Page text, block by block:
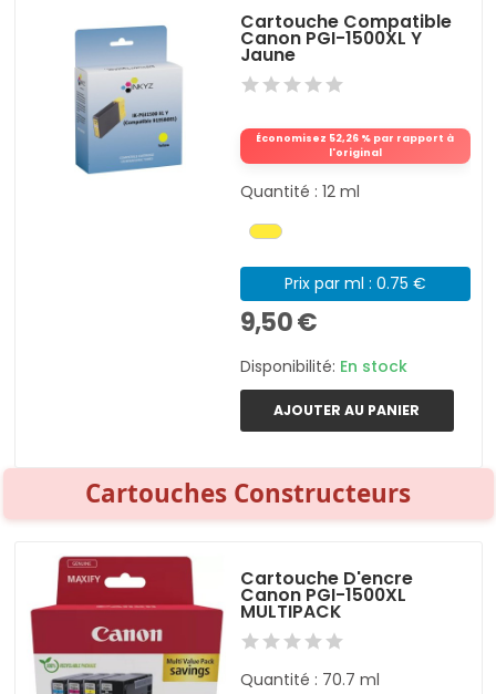
Cartouche Compatible
Canon PGI-1500XL Y
Jaune
Économisez 52,26 % par rapport à
l'original
Quantité : 12 ml
Prix par ml : 0.75 €
9,50 €
Disponibilité: En stock
AJOUTER AU PANIER
Cartouches Constructeurs
Cartouche D'encre
Canon PGI-1500XL
MULTIPACK
Quantité : 70.7 ml